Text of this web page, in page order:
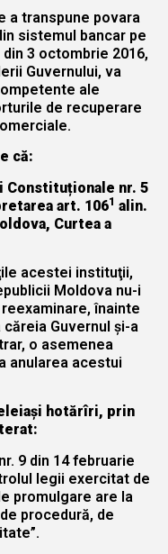
a transpune povara
sistemul bancar pe
3 octombrie 2016,
Guvernului, va
ale
de recuperare
că:
Constituționale nr. 5
art. 1061 alin.
Curtea a
acestei instituţii,
Moldova nu-i
înainte
Guvernul şi-a
o asemenea
anularea acestui
hotărîri, prin
9 din 14 februarie
legii exercitat de
promulgare are la
procedură, de